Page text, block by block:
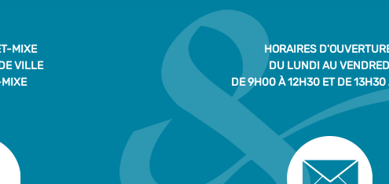
MIXE
VILLE
HORAIRES
DU LUNDI AU
DE 9H00 À 12H30 ET DE